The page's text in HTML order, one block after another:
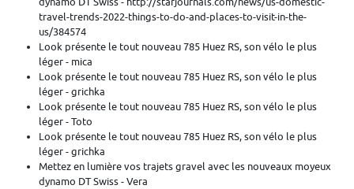
travel-trends-2022-things-to-do-and-places-to-visit-in-the-
us/384574
Look présente le tout nouveau 785 Huez RS, son vélo le plus
léger - mica
Look présente le tout nouveau 785 Huez RS, son vélo le plus
léger - grichka
Look présente le tout nouveau 785 Huez RS, son vélo le plus
léger - Toto
Look présente le tout nouveau 785 Huez RS, son vélo le plus
léger - grichka
Mettez en lumière vos trajets gravel avec les nouveaux moyeux
dynamo DT Swiss - Vera